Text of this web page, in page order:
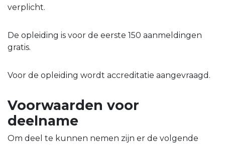
verplicht.
De opleiding is voor de eerste 150 aanmeldingen
gratis.
Voor de opleiding wordt accreditatie aangevraagd.
Voorwaarden voor
deelname
Om deel te kunnen nemen zijn er de volgende